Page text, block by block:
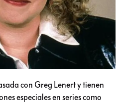
con Greg Lenert y tienen
especiales en series como